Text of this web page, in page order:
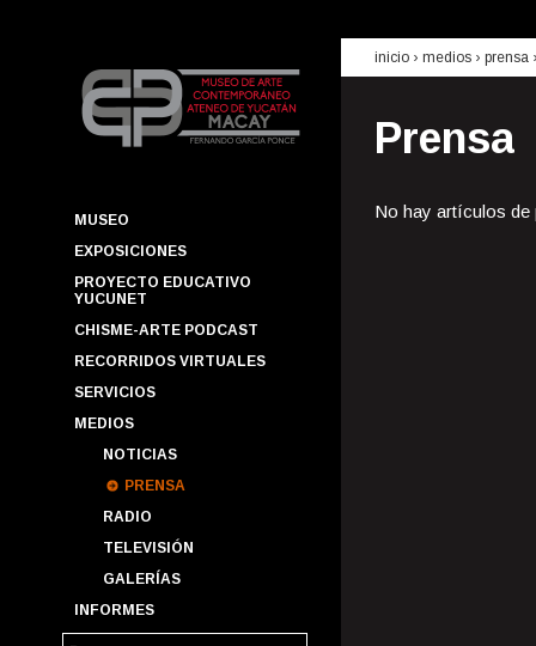
MUSEO
EXPOSICIONES
PROYECTO EDUCATIVO
YUCUNET
CHISME-ARTE PODCAST
RECORRIDOS VIRTUALES
SERVICIOS
MEDIOS
NOTICIAS
PRENSA
RADIO
TELEVISIÓN
GALERÍAS
INFORMES
inicio › medios › prensa
Prensa
No hay artículos de